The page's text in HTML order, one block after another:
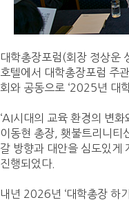
대학총장포럼(회장 정상운
호텔에서 대학총장포럼 주
회와 공동으로 ‘2025년 대
‘AI시대의 교육 환경의 변
이동현 총장, 횃불트리니티
갈 방향과 대안을 심도있게
진행되었다.
내년 2026년 ‘대학총장 하